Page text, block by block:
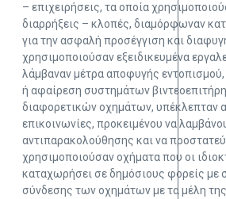
– επιχειρήσεις, τα οποία
διαρρήξεις – κλοπές, διαμόρφωναν
για την ασφαλή προσέγγιση και
χρησιμοποιούσαν εξειδικευμένα
λάμβαναν μέτρα αποφυγής
ή αφαίρεση συστημάτων
διαφορετικών οχημάτων, υπέκλεπταν
επικοινωνίες, προκειμένου να
αντιπαρακολούθησης και να
χρησιμοποιούσαν οχήματα που οι
καταχωρήσει σε δημόσιους φορείς με
σύνδεσης των οχημάτων με τα μέλη